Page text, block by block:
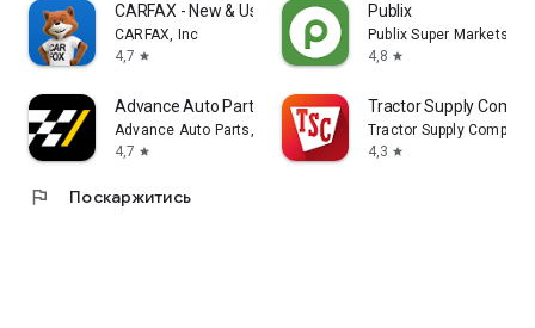
CARFAX - New & Used Cars
CARFAX, Inc
4,7 star
Publix
Publix Super Markets
4,8 star
Advance Auto Parts
Advance Auto Parts, Inc.
4,7 star
Tractor Supply
Tractor Supply Company
4,3 star
flag Поскаржитись